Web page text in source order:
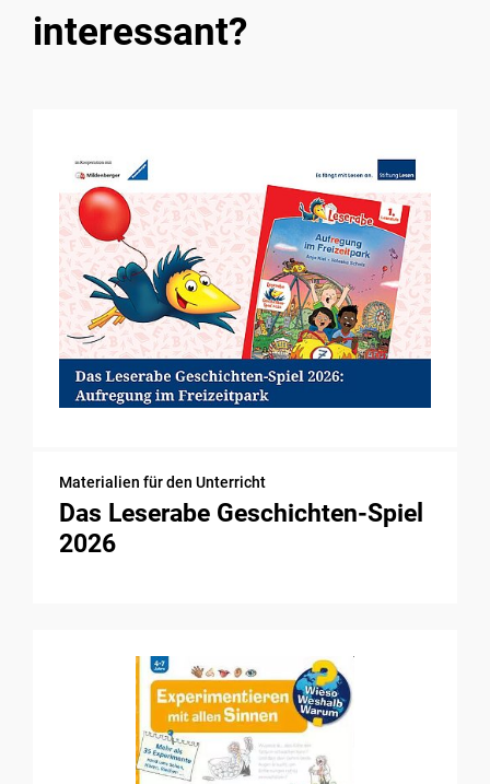
interessant?
Materialien für den Unterricht
Das Leserabe Geschichten-Spiel
2026